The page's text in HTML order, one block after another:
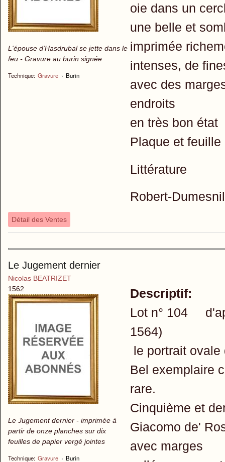
L'épouse d'Hasdrubal se jette dans le
feu - Gravure au burin signée
Technique: Gravure › Burin
oie dans un
une belle et
imprimée
intenses, de
avec des
endroits
en très bon état
Plaque et
Littérature
Robert-
Détail des Ventes
Le Jugement dernier
Nicolas BEATRIZET
1562
Le Jugement dernier - imprimée à
partir de onze planches sur dix
feuilles de papier vergé jointes
Technique: Gravure › Burin
Descriptif:
Lot n° 104
1564)
le portrait
Bel exemplaire
rare.
Cinquième et
Giacomo de'
avec marges